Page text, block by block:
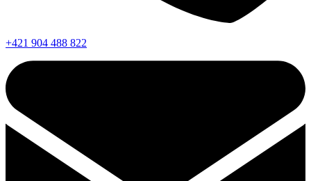
+421 904 488 822